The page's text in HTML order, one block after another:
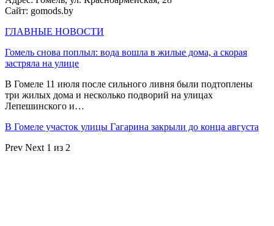
Сайт: gomods.by
ГЛАВНЫЕ НОВОСТИ
Гомель снова поплыл: вода вошла в жилые дома, а скорая
застряла на улице
В Гомеле 11 июля после сильного ливня были подтоплены
три жилых дома и несколько подворий на улицах
Лепешинского и…
В Гомеле участок улицы Гагарина закрыли до конца августа
Prev Next 1 из 2